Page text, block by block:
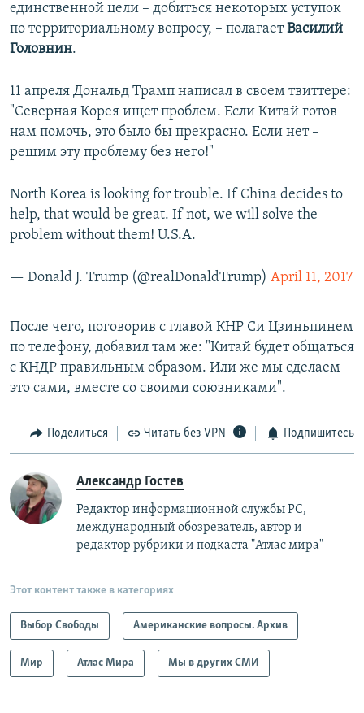
единственной цели – добиться некоторых уступок
по территориальному вопросу, – полагаетВасилий
Головнин.
11 апреля Дональд Трамп написал в своем твиттере:
"Северная Корея ищет проблем. Если Китай готов
нам помочь, это было бы прекрасно. Если нет –
решим эту проблему без него!"
North Korea is looking for trouble. If China decides to
help, that would be great. If not, we will solve the
problem without them! U.S.A.
— Donald J. Trump (@realDonaldTrump) April 11, 2017
После чего, поговорив с главой КНР Си Цзиньпинем
по телефону, добавил там же: "Китай будет общаться
с КНДР правильным образом. Или же мы сделаем
это сами, вместе со своими союзниками".
Поделиться Читать без VPN Подпишитесь
Александр Гостев
Редактор информационной службы РС,
международный обозреватель, автор и
редактор рубрики и подкаста "Атлас мира"
Этот контент также в категориях
Выбор Свободы Американские вопросы. Архив
Мир Атлас Мира Мы в других СМИ